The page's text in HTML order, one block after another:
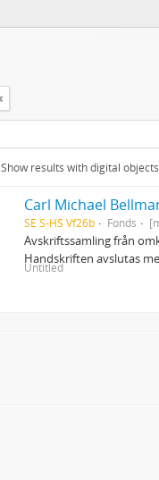
Show results with digital objects
Carl Michael
SE S-HS Vf26b Fonds
Avskriftssamling från
Handskriften avslutas
Untitled